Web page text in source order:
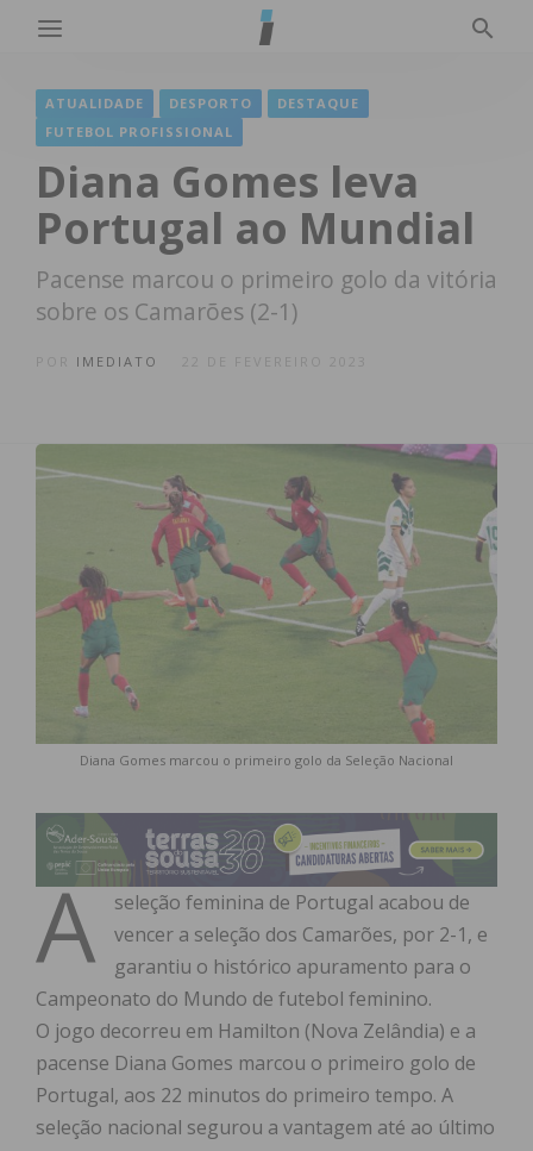
ATUALIDADE DESPORTO
DESTAQUE
FUTEBOL PROFISSIONAL
Diana Gomes leva
Portugal ao Mundial
Pacense marcou o primeiro golo da vitória
sobre os Camarões (2-1)
IMEDIATO
Diana Gomes marcou o primeiro golo da Seleção Nacional
A
seleção feminina de Portugal acabou de
vencer a seleção dos Camarões, por 2-1, e
garantiu o histórico apuramento para o
Campeonato do Mundo de futebol feminino.
O jogo decorreu em Hamilton (Nova Zelândia) e a
pacense Diana Gomes marcou o primeiro golo de
Portugal, aos 22 minutos do primeiro tempo. A
seleção nacional segurou a vantagem até ao último